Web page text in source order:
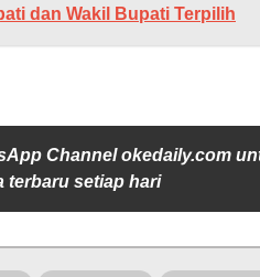
dan Wakil Bupati Terpilih
Channel okedaily.com
terbaru setiap hari